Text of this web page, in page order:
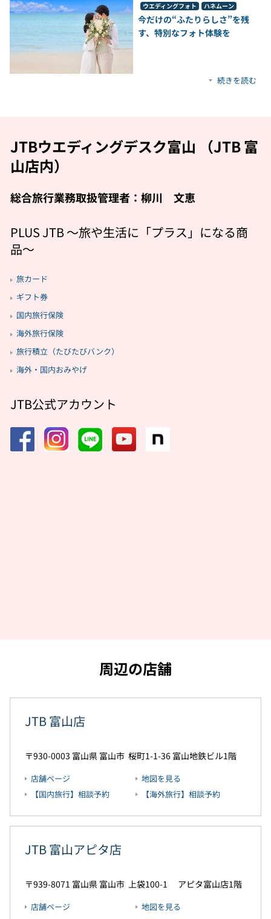
ウエディングフォト ハネムーン
今だけの“ふたりらしさ”を残
す、特別なフォト体験を
続きを読む
JTBウエディングデスク富山 （JTB 富
山店内）
総合旅行業務取扱管理者：柳川 文恵
PLUS JTB 〜旅や生活に「プラス」になる商
品〜
旅カード
ギフト券
国内旅行保険
海外旅行保険
旅行積立（たびたびバンク）
海外・国内おみやげ
JTB公式アカウント
周辺の店舗
JTB 富山店
930-0003 富山県 富山市 桜町1-1-36 富山地鉄ビル1階
店舗ページ
【国内旅行】相談予約
地図を見る
【海外旅行】相談予約
JTB 富山アピタ店
939-8071 富山県 富山市 上袋100-1 アピタ富山店1階
店舗ページ
地図を見る